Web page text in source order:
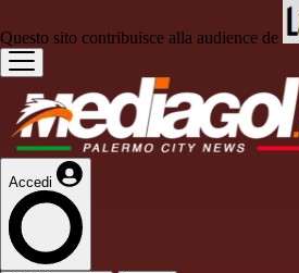
Questo sito contribuisce alla audience de
Accedi